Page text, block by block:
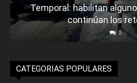
Temporal: habilitan
continúan los
0
CATEGORIAS POPULARES